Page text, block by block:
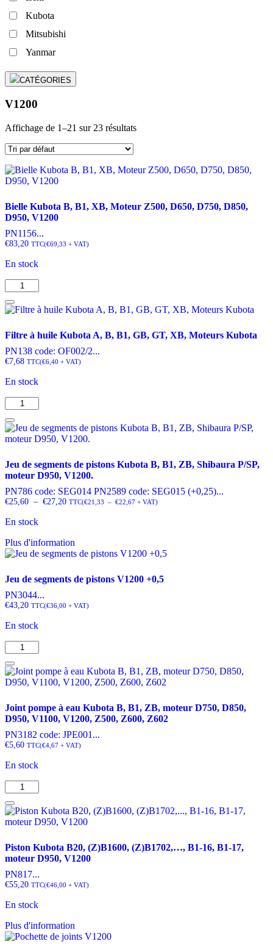
Kubota
Mitsubishi
Yanmar
CATÉGORIES
V1200
Affichage de 1–21 sur 23 résultats
Bielle Kubota B, B1, XB, Moteur Z500, D650, D750, D850,
D950, V1200
PN1156...
€83,20 TTC(€69,33 + VAT)
En stock
quantité
de
Bielle
Kubota
B1,
XB,
Moteur
D650,
D850,
V1200
Filtre à huile Kubota A, B, B1, GB, GT, XB, Moteurs Kubota
PN138 code: OF002/2...
€7,68 TTC(€6,40 + VAT)
En stock
quantité
de
Filtre
à
huile
A,
B,
B1,
GB,
XB,
Kubota
Jeu de segments de pistons Kubota B, B1, ZB, Shibaura P/SP,
moteur D950, V1200.
PN786 code: SEG014 PN2589 code: SEG015 (+0,25)...
€25,60 – €27,20Plage
à
€27,20
TTC(€21,33 – €22,67Plage
+ VAT)
En stock
Plus d'information
produit
plusieurs
variations.
options
page
du
Jeu de segments de pistons V1200 +0,5
PN3044...
€43,20 TTC(€36,00 + VAT)
En stock
quantité
de
Jeu
de
segments
pistons
V1200
+0,5
Joint pompe à eau Kubota B, B1, ZB, moteur D750, D850,
D950, V1100, V1200, Z500, Z600, Z602
PN3182 code: JPE001...
€5,60 TTC(€4,67 + VAT)
En stock
quantité
de
Joint
pompe
Kubota
B,
B1,
ZB,
D750,
D950,
V1100,
Piston Kubota B20, (Z)B1600, (Z)B1702,…, B1-16, B1-17,
moteur D950, V1200
PN817...
€55,20 TTC(€46,00 + VAT)
En stock
Plus d'information
produit